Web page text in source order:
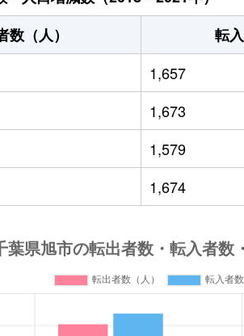
数（人） 転
1,657
1,673
1,579
1,674